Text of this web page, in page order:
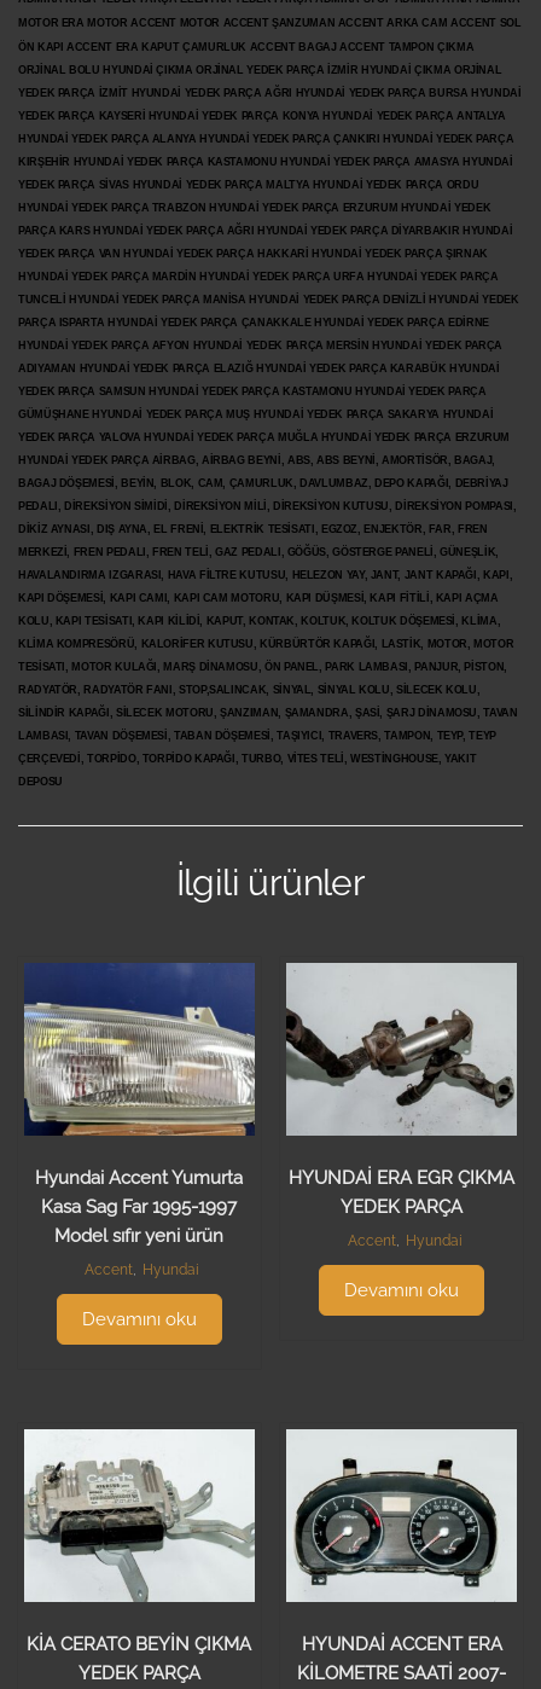
MOTOR ERA MOTOR ACCENT MOTOR ACCENT ŞANZUMAN ACCENT ARKA CAM ACCENT SOL
ÖN KAPI ACCENT ERA KAPUT ÇAMURLUK ACCENT BAGAJ ACCENT TAMPON ÇIKMA
ORJİNAL BOLU HYUNDAİ ÇIKMA ORJİNAL YEDEK PARÇA İZMİR HYUNDAİ ÇIKMA ORJİNAL
YEDEK PARÇA İZMİT HYUNDAİ YEDEK PARÇA AĞRI HYUNDAİ YEDEK PARÇA BURSA HYUNDAİ
YEDEK PARÇA KAYSERİ HYUNDAİ YEDEK PARÇA KONYA HYUNDAİ YEDEK PARÇA ANTALYA
HYUNDAİ YEDEK PARÇA ALANYA HYUNDAİ YEDEK PARÇA ÇANKIRI HYUNDAİ YEDEK PARÇA
KIRŞEHİR HYUNDAİ YEDEK PARÇA KASTAMONU HYUNDAİ YEDEK PARÇA AMASYA HYUNDAİ
YEDEK PARÇA SİVAS HYUNDAİ YEDEK PARÇA MALTYA HYUNDAİ YEDEK PARÇA ORDU
HYUNDAİ YEDEK PARÇA TRABZON HYUNDAİ YEDEK PARÇA ERZURUM HYUNDAİ YEDEK
PARÇA KARS HYUNDAİ YEDEK PARÇA AĞRI HYUNDAİ YEDEK PARÇA DİYARBAKIR HYUNDAİ
YEDEK PARÇA VAN HYUNDAİ YEDEK PARÇA HAKKARİ HYUNDAİ YEDEK PARÇA ŞIRNAK
HYUNDAİ YEDEK PARÇA MARDİN HYUNDAİ YEDEK PARÇA URFA HYUNDAİ YEDEK PARÇA
TUNCELİ HYUNDAİ YEDEK PARÇA MANİSA HYUNDAİ YEDEK PARÇA DENİZLİ HYUNDAİ YEDEK
PARÇA ISPARTA HYUNDAİ YEDEK PARÇA ÇANAKKALE HYUNDAİ YEDEK PARÇA EDİRNE
HYUNDAİ YEDEK PARÇA AFYON HYUNDAİ YEDEK PARÇA MERSİN HYUNDAİ YEDEK PARÇA
ADIYAMAN HYUNDAİ YEDEK PARÇA ELAZIĞ HYUNDAİ YEDEK PARÇA KARABÜK HYUNDAİ
YEDEK PARÇA SAMSUN HYUNDAİ YEDEK PARÇA KASTAMONU HYUNDAİ YEDEK PARÇA
GÜMÜŞHANE HYUNDAİ YEDEK PARÇA MUŞ HYUNDAİ YEDEK PARÇA SAKARYA HYUNDAİ
YEDEK PARÇA YALOVA HYUNDAİ YEDEK PARÇA MUĞLA HYUNDAİ YEDEK PARÇA ERZURUM
HYUNDAİ YEDEK PARÇA AİRBAG, AİRBAG BEYNİ, ABS, ABS BEYNİ, AMORTİSÖR, BAGAJ,
BAGAJ DÖŞEMESİ, BEYİN, BLOK, CAM, ÇAMURLUK, DAVLUMBAZ, DEPO KAPAĞI, DEBRİYAJ
PEDALI, DİREKSİYON SİMİDİ, DİREKSİYON MİLİ, DİREKSİYON KUTUSU, DİREKSİYON POMPASI,
DİKİZ AYNASI, DIŞ AYNA, EL FRENİ, ELEKTRİK TESİSATI, EGZOZ, ENJEKTÖR, FAR, FREN
MERKEZİ, FREN PEDALI, FREN TELİ, GAZ PEDALI, GÖĞÜS, GÖSTERGE PANELİ, GÜNEŞLİK,
HAVALANDIRMA IZGARASI, HAVA FİLTRE KUTUSU, HELEZON YAY, JANT, JANT KAPAĞI, KAPI,
KAPI DÖŞEMESİ, KAPI CAMI, KAPI CAM MOTORU, KAPI DÜŞMESİ, KAPI FİTİLİ, KAPI AÇMA
KOLU, KAPI TESİSATI, KAPI KİLİDİ, KAPUT, KONTAK, KOLTUK, KOLTUK DÖŞEMESİ, KLİMA,
KLİMA KOMPRESÖRÜ, KALORİFER KUTUSU, KÜRBÜRTÖR KAPAĞI, LASTİK, MOTOR, MOTOR
TESİSATI, MOTOR KULAĞI, MARŞ DİNAMOSU, ÖN PANEL, PARK LAMBASI, PANJUR, PİSTON,
RADYATÖR, RADYATÖR FANI, STOP,SALINCAK, SİNYAL, SİNYAL KOLU, SİLECEK KOLU,
SİLİNDİR KAPAĞI, SİLECEK MOTORU, ŞANZIMAN, ŞAMANDRA, ŞASİ, ŞARJ DİNAMOSU, TAVAN
LAMBASI, TAVAN DÖŞEMESİ, TABAN DÖŞEMESİ, TAŞIYICI, TRAVERS, TAMPON, TEYP, TEYP
ÇERÇEVEDİ, TORPİDO, TORPİDO KAPAĞI, TURBO, VİTES TELİ, WESTİNGHOUSE, YAKIT
DEPOSU
İlgili ürünler
Hyundai Accent Yumurta
Kasa Sag Far 1995-1997
Model sıfır yeni ürün
Accent, Hyundai
Devamını oku
HYUNDAİ ERA EGR ÇIKMA
YEDEK PARÇA
Accent, Hyundai
Devamını oku
KİA CERATO BEYİN ÇIKMA
YEDEK PARÇA
HYUNDAİ ACCENT ERA
KİLOMETRE SAATİ 2007-